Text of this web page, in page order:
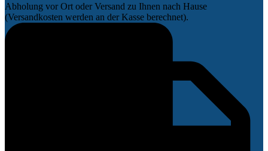
Abholung vor Ort oder Versand zu Ihnen nach Hause
(Versandkosten werden an der Kasse berechnet).